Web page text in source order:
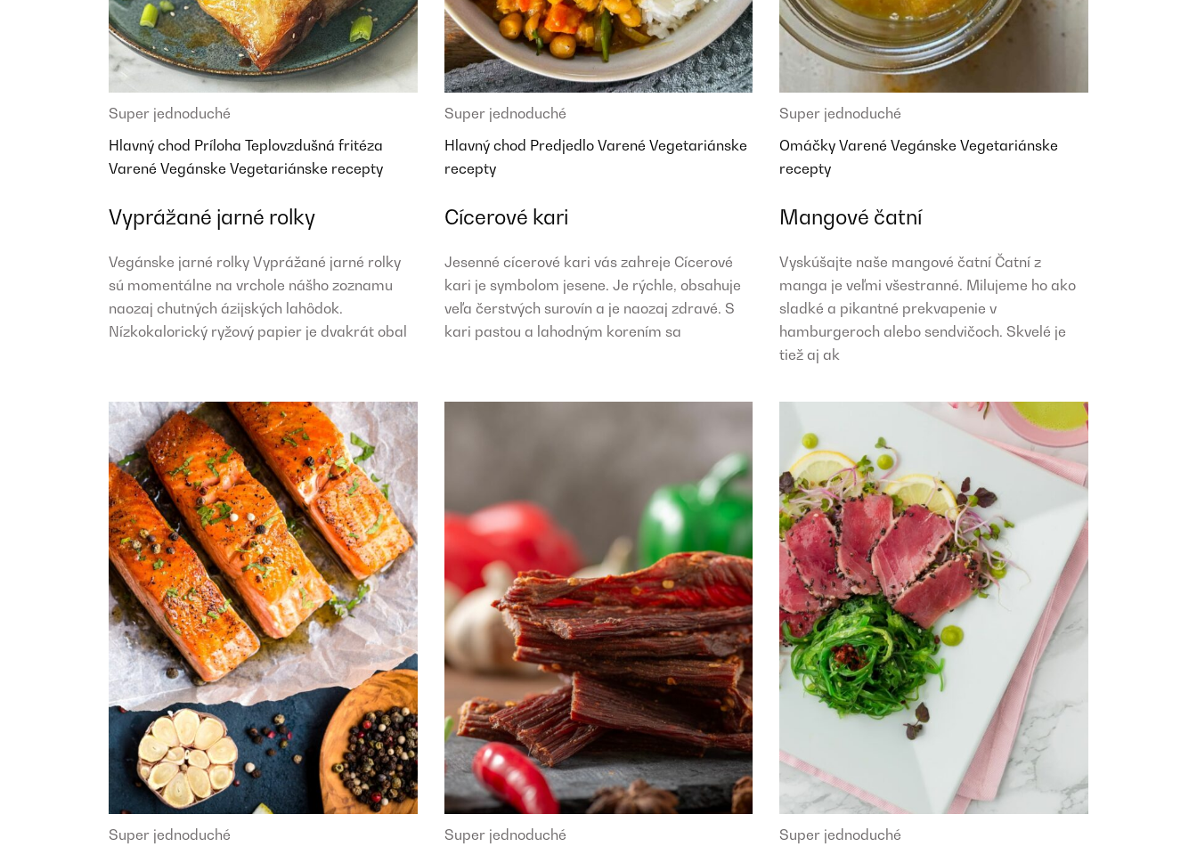
Super jednoduché
Hlavný chod Príloha Teplovzdušná fritéza
Varené Vegánske Vegetariánske recepty
Vyprážané jarné rolky
Vegánske jarné rolky Vyprážané jarné rolky
sú momentálne na vrchole nášho zoznamu
naozaj chutných ázijských lahôdok.
Nízkokalorický ryžový papier je dvakrát obal
Super jednoduché
Hlavný chod Predjedlo Varené Vegetariánske
recepty
Cícerové kari
Jesenné cícerové kari vás zahreje Cícerové
kari je symbolom jesene. Je rýchle, obsahuje
veľa čerstvých surovín a je naozaj zdravé. S
kari pastou a lahodným korením sa
Super jednoduché
OmáčkyVarenéVegánskeVegetariánske
recepty
Mangové čatní
Vyskúšajte naše mangové čatní Čatní z
manga je veľmi všestranné. Milujeme ho ako
sladké a pikantné prekvapenie v
hamburgeroch alebo sendvičoch. Skvelé je
tiež aj ak
Super jednoduché Super jednoduché Super jednoduché